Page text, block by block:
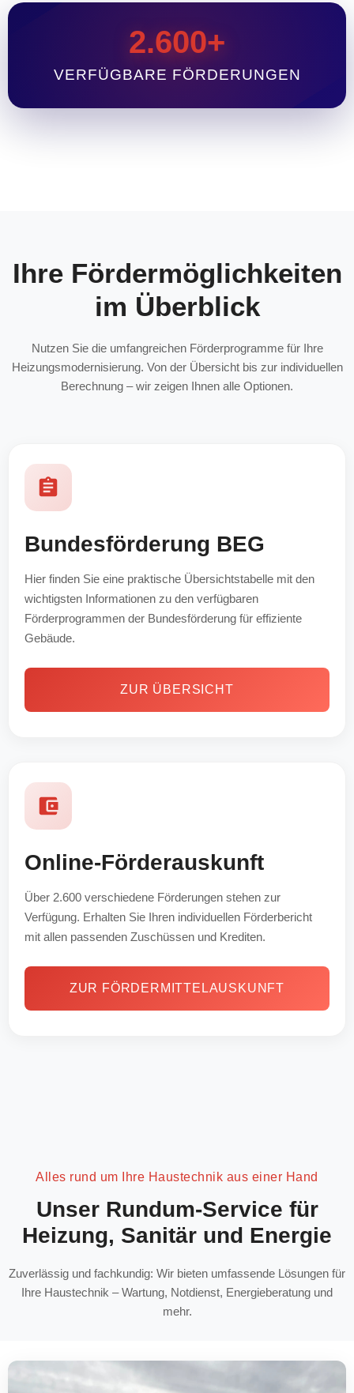
2.600+
VERFÜGBARE FÖRDERUNGEN
Ihre Fördermöglichkeiten
im Überblick
Nutzen Sie die umfangreichen Förderprogramme für Ihre
Heizungsmodernisierung. Von der Übersicht bis zur individuellen
Berechnung – wir zeigen Ihnen alle Optionen.
Bundesförderung BEG
Hier finden Sie eine praktische Übersichtstabelle mit den
wichtigsten Informationen zu den verfügbaren
Förderprogrammen der Bundesförderung für effiziente
Gebäude.
ZUR ÜBERSICHT
Online-Förderauskunft
Über 2.600 verschiedene Förderungen stehen zur
Verfügung. Erhalten Sie Ihren individuellen Förderbericht
mit allen passenden Zuschüssen und Krediten.
ZUR FÖRDERMITTELAUSKUNFT
Alles rund um Ihre Haustechnik aus einer Hand
Unser Rundum-Service für
Heizung, Sanitär und Energie
Zuverlässig und fachkundig: Wir bieten umfassende Lösungen für
Ihre Haustechnik – Wartung, Notdienst, Energieberatung und
mehr.